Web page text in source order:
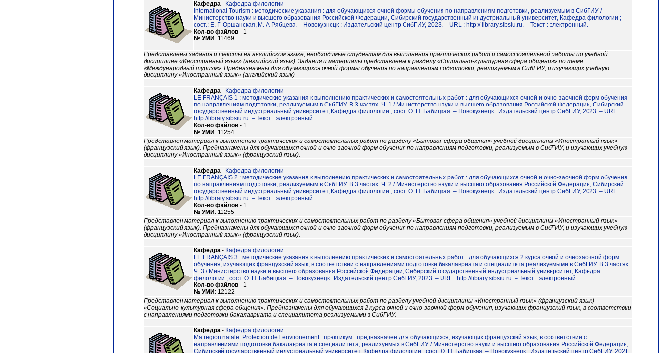
Кафедра - Кафедра филологии
International Tourism : методические указания : для обучающихся очной формы обучения по направлениям подготовки, реализуемым в СибГИУ /
Министерство науки и высшего образования Российской Федерации, Сибирский государственный индустриальный университет, Кафедра филологии ;
сост.: Е. Г. Оршанская, М. А Рябцева. – Новокузнецк : Издательский центр СибГИУ, 2023. – URL : http:// library.sibsiu.ru. – Текст : электронный.
Кол-во файлов - 1
№ УМИ : 11469
Представлены задания и тексты на английском языке, необходимые студентам для выполнения практических работ и самостоятельной работы по учебной
дисциплине «Иностранный язык» (английский язык). Задания и материалы представлены к разделу «Социально-культурная сфера общения» по теме
«Международный туризм». Предназначены для обучающихся очной формы обучения по направлениям подготовки, реализуемым в СибГИУ, и изучающих учебную
дисциплину «Иностранный язык» (английский язык).
Кафедра - Кафедра филологии
LE FRANÇAIS 1 : методические указания к выполнению практических и самостоятельных работ : для обучающихся очной и очно-заочной форм обучения
по направлениям подготовки, реализуемым в СибГИУ. В 3 частях. Ч. 1 / Министерство науки и высшего образования Российской Федерации, Сибирский
государственный индустриальный университет, Кафедра филологии ; сост. О. П. Бабицкая. – Новокузнецк : Издательский центр СибГИУ, 2023. – URL :
http://library.sibsiu.ru. – Текст : электронный.
Кол-во файлов - 1
№ УМИ : 11254
Представлен материал к выполнению практических и самостоятельных работ по разделу «Бытовая сфера общения» учебной дисциплины «Иностранный язык»
(французский язык). Предназначены для обучающихся очной и очно-заочной форм обучения по направлениям подготовки, реализуемым в СибГИУ, и изучающих учебную
дисциплину «Иностранный язык» (французский язык).
Кафедра - Кафедра филологии
LE FRANÇAIS 2 : методические указания к выполнению практических и самостоятельных работ : для обучающихся очной и очно-заочной форм обучения
по направлениям подготовки, реализуемым в СибГИУ. В 3 частях. Ч. 2 / Министерство науки и высшего образования Российской Федерации, Сибирский
государственный индустриальный университет, Кафедра филологии ; сост. О. П. Бабицкая. – Новокузнецк : Издательский центр СибГИУ, 2023. – URL :
http://library.sibsiu.ru. – Текст : электронный.
Кол-во файлов - 1
№ УМИ : 11255
Представлен материал к выполнению практических и самостоятельных работ по разделу «Бытовая сфера общения» учебной дисциплины «Иностранный язык»
(французский язык). Предназначены для обучающихся очной и очно-заочной форм обучения по направлениям подготовки, реализуемым в СибГИУ, и изучающих учебную
дисциплину «Иностранный язык» (французский язык).
Кафедра - Кафедра филологии
LE FRANÇAIS 3 : методические указания к выполнению практических и самостоятельных работ : для обучающихся 2 курса очной и очнозаочной форм
обучения, изучающих французский язык, в соответствии с направлениями подготовки бакалавриата и специалитета реализуемыми в СибГИУ. В 3 частях.
Ч. 3 / Министерство науки и высшего образования Российской Федерации, Сибирский государственный индустриальный университет, Кафедра
филологии ; сост. О. П. Бабицкая. – Новокузнецк : Издательский центр СибГИУ, 2023. – URL : http://library.sibsiu.ru. – Текст : электронный.
Кол-во файлов - 1
№ УМИ : 12122
Представлен материал к выполнению практических и самостоятельных работ по разделу учебной дисциплины «Иностранный язык» (французский язык)
«Социально-культурная сфера общения». Предназначены для обучающихся 2 курса очной и очно-заочной форм обучения, изучающих французский язык, в соответствии
с направлениями подготовки бакалавриата и специалитета реализуемыми в СибГИУ.
Кафедра - Кафедра филологии
Ma region natale. Protection de l environement : практикум : предназначен для обучающихся, изучающих французский язык, в соответствии с
направлениями подготовки бакалавриата и специалитета, реализуемых в СибГИУ / Министерство науки и высшего образования Российской Федерации,
Сибирский государственный индустриальный университет, Кафедра филологии ; сост. О. П. Бабицкая. – Новокузнецк : Издательский центр СибГИУ, 2021.